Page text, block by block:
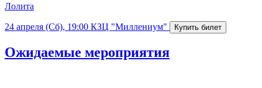
Лолита
24 апреля (Сб), 19:00 КЗЦ "Миллениум"
Ожидаемые мероприятия